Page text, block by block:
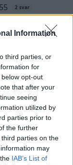
Information
third parties, or
for
opt-out
that after your
seeing
utilized by
parties prior to
the further
parties on the
may
IAB’s List of
2 svar
under
1 svar
iGenerell